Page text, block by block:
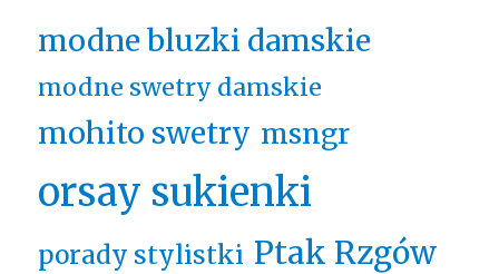
modne bluzki damskie
modne swetry damskie
mohito swetry msngr
orsay sukienki
porady stylistki Ptak Rzgów